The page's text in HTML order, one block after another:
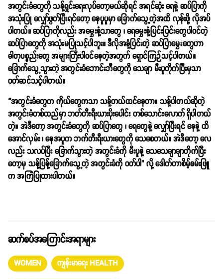
အတွင်းခံတွေကို သန့်ရှင်းရေးလုပ်တော့မယ်ဆိုရင် အရင်ဆုံး ရေနဲ့ ဆပ်ပြာကို
အသုံးပြု လျှော်ဖွတ်ပြီးရင်တော့ နေပူပူမှာ ခြောက်သွေ့တဲ့အထိ လှန်းဖို့ လိုအပ်
ပါတယ်။ ဆပ်ပြာကိုလည်း အမွှေးနံ့သာတွေ ၊ ရေမွှေးနံ့ပြင်းပြင်းတွေပါဝင်တဲ့
ဆပ်ပြာတွေကို အသုံးမပြုသင့်ပါဘူး။ ဒီလိုအနံ့ပြင်းတဲ့ ဆပ်ပြာမွှေးတွေဟာ
ဓါတုပစ္စည်းတွေ အများကြီးပါဝင်နေတဲ့အတွက် ရှောင်ကြဉ်သင့်ပါတယ်။
ခြောက်သွေ့သွားတဲ့ အတွင်းခံဘောင်းဘီတွေကို သေချာ မီးပူတိုက်ပြီးမှသာ
ဝတ်ဆင်သင့်ပါတယ်။
“အတွင်းခံတွေက ကိုယ်တွေကသာ သန့်တယ်ထင်နေတာ။ သန့်ပါတယ်ဆိုတဲ့
အတွင်းခံတစ်ထည်မှာ ဘတ်တီးရီးယားပိုးပေါင်း တစ်သောင်းလောက် ရှိပါတယ်
တဲ့။ အဲဒီတော့ အတွင်းခံတွေကို ဆပ်ပြာတွေ ၊ ရေတွေနဲ့ လျှော်ပြီးရင် နေနဲ့ ထိ
အောင်လှမ်း ၊ နေအပူက ဘက်တီးရီးယားတွေကို သေစေတယ်။ အဲဒီတော့ လေ
လည်း သလပ်ပြီး ခြောက်သွားတဲ့ အတွင်းခံကို မီးပူနဲ့ သေသေချာချာတိုက်ပြီး
တော့မှ သန့်ပြန့်ခြောက်သွေ့တဲ့ အတွင်းခံကို ဝတ်ပါ" လို့ဒေါက်တာစိမ့်စမ်းဖြူ
က အကြံပြုထားပါတယ်။
ဆက်စပ်အကြောင်းအရာများ
WOMEN ကျန်းမာရေး HEALTH